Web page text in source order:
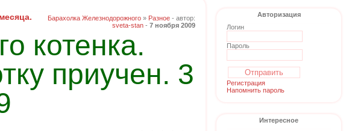
Барахолка Железнодорожного » Разное - автор:
sveta-stan - 7 ноября 2009
котенка.
приучен. 3
Авторизация
Логин
Пароль
Регистрация
Напомнить пароль
Интересное